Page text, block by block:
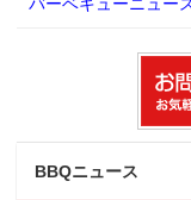
BBQニュース